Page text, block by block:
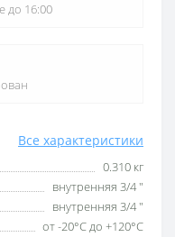
Все характеристики
0.310 кг
внутренняя 3/4 ″
внутренняя 3/4 ″
от -20°С до +120°С
до 16:00